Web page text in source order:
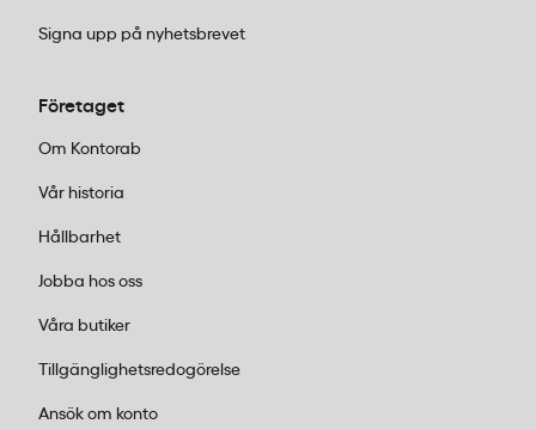
Stylingverktyg för vardagen:
arbetsplatser med omklädningsrum eller
för verksamheter inom vård och service.
skyddar håret bättre än billiga alternativ,
och en professionell hårklippare håller
och antal användare
Signa upp på nyhetsbrevet
Företaget
Om Kontorab
Vår historia
Hållbarhet
Jobba hos oss
Våra butiker
Tillgänglighetsredogörelse
Ansök om konto